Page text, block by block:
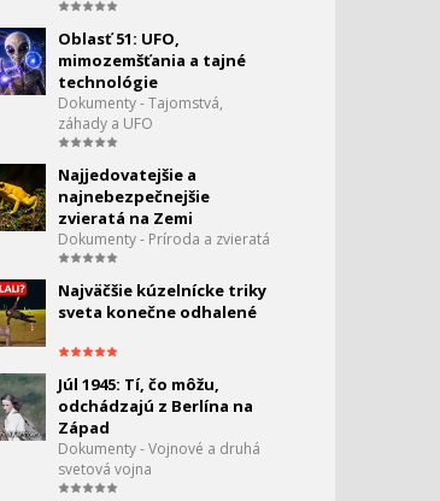
0:00
Moderné zázraky -
DaVinciho technológie
Tajomstvá prezidentských
áut
0:00
Svet budúcnosti -
Revolúcia v
poľnohospodárstve
Sekundy pred
katastrofou - Hindenburg
0:00
Sekundy pred
katastrofou - Explózia
raketoplánu
Megatovárne - Nissan
Oblasť 51: UFO,
mimozemšťania a tajné
technológie
Dokumenty - Tajomstvá,
záhady a UFO
Najjedovatejšie a
najnebezpečnejšie
zvieratá na Zemi
Dokumenty - Príroda a zvieratá
Najväčšie kúzelnícke triky
sveta konečne odhalené
Júl 1945: Tí, čo môžu,
odchádzajú z Berlína na
Západ
Dokumenty - Vojnové a druhá
svetová vojna